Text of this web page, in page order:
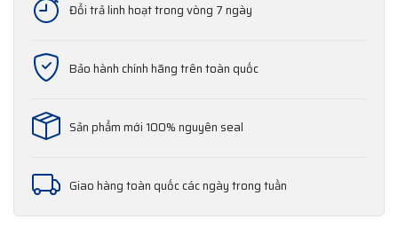
Đổi trả linh hoạt trong vòng 7 ngày
Bảo hành chính hãng trên toàn quốc
Sản phẩm mới 100% nguyên seal
Giao hàng toàn quốc các ngày trong tuần